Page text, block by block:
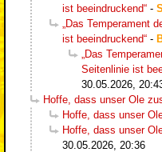
ist beeindruckend“ -
„Das Temperament
ist beeindruckend“ -
„Das
Seitenlinie ist
30.05.2026,
Hoffe, dass unser Ole
Hoffe, dass unser
Hoffe, dass unser
30.05.2026, 20:36